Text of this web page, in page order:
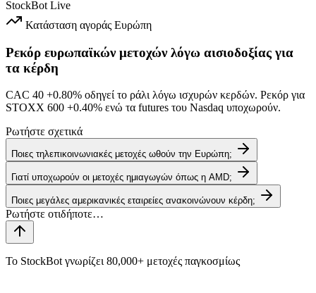
StockBot Live
Κατάσταση αγοράς Ευρώπη
Ρεκόρ ευρωπαϊκών μετοχών λόγω αισιοδοξίας για
τα κέρδη
CAC 40 +0.80% οδηγεί το ράλι λόγω ισχυρών κερδών. Ρεκόρ για
STOXX 600 +0.40% ενώ τα futures του Nasdaq υποχωρούν.
Ρωτήστε σχετικά
Ποιες τηλεπικοινωνιακές μετοχές ωθούν την Ευρώπη;
Γιατί υποχωρούν οι μετοχές ημιαγωγών όπως η AMD;
Ποιες μεγάλες αμερικανικές εταιρείες ανακοινώνουν κέρδη;
Το StockBot γνωρίζει 80,000+ μετοχές παγκοσμίως